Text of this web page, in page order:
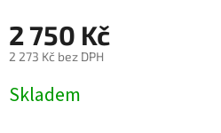
2 750 Kč
2 273 Kč bez DPH
cena:
Skladem